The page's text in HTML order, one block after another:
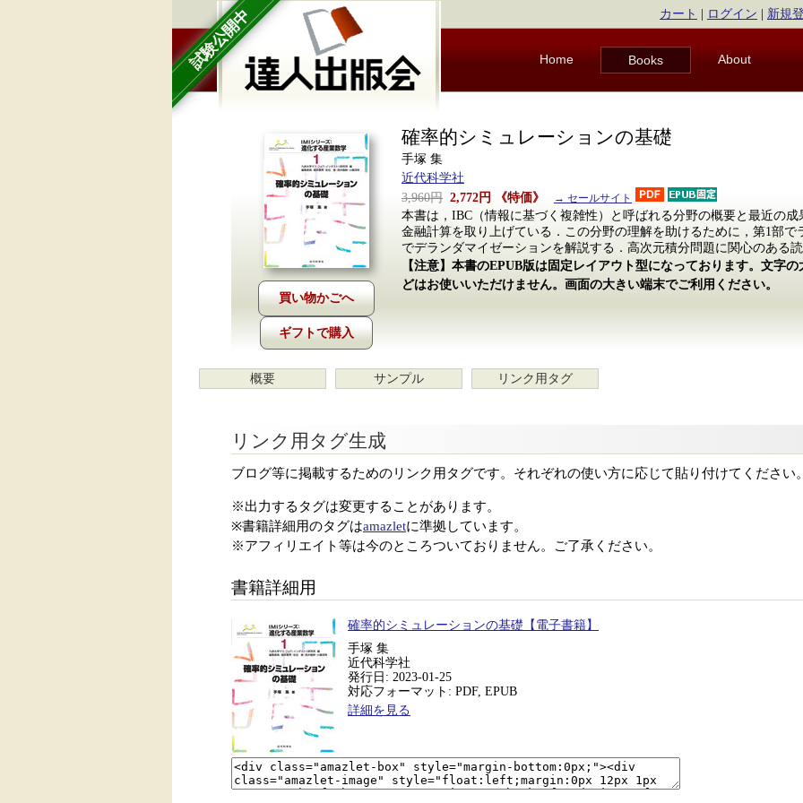
試験公開中 カート ログイン 新規
Home Books About
ギフトで購入
確率的シミュレーションの基礎
手塚 集
近代科学社
3,960円 2,772円 《特価》 → セールサイト
本書は，IBC（情報に基づく複雑性）と呼ばれる分野の概要と最近の
金融計算を取り上げている．この分野の理解を助けるために，第1部で
でデランダマイゼーションを解説する．高次元積分問題に関心のある
【注意】本書のEPUB版は固定レイアウト型になっております。文字
どはお使いいただけません。画面の大きい端末でご利用ください。
概要 サンプル リンク用タグ
リンク用タグ生成
ブログ等に掲載するためのリンク用タグです。それぞれの使い方に応じて貼り付けてください
※出力するタグは変更することがあります。
※書籍詳細用のタグはamazletに準拠しています。
※アフィリエイト等は今のところついておりません。ご了承ください。
書籍詳細用
確率的シミュレーションの基礎【電子書籍】
手塚 集
近代科学社
発行日: 2023-01-25
対応フォーマット: PDF, EPUB
詳細を見る